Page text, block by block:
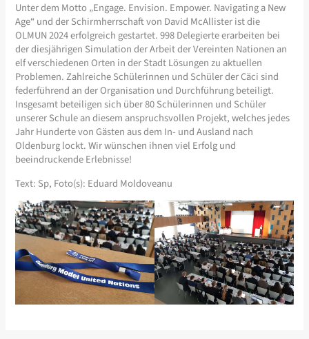
Unter dem Motto „Engage. Envision. Empower. Navigating a New
Age“ und der Schirmherrschaft von David McAllister ist die
OLMUN 2024 erfolgreich gestartet. 998 Delegierte erarbeiten bei
der diesjährigen Simulation der Arbeit der Vereinten Nationen an
elf verschiedenen Orten in der Stadt Lösungen zu aktuellen
Problemen. Zahlreiche Schülerinnen und Schüler der Cäci sind
federführend an der Organisation und Durchführung beteiligt.
Insgesamt beteiligen sich über 80 Schülerinnen und Schüler
unserer Schule an diesem anspruchsvollen Projekt, welches jedes
Jahr Hunderte von Gästen aus dem In- und Ausland nach
Oldenburg lockt. Wir wünschen ihnen viel Erfolg und
beeindruckende Erlebnisse!
Text: Sp, Foto(s): Eduard Moldoveanu